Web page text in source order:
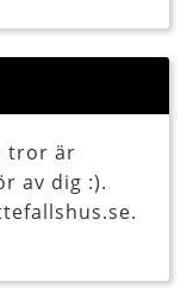
tror är
av dig :).